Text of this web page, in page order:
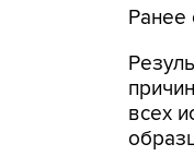
Ранее
всех